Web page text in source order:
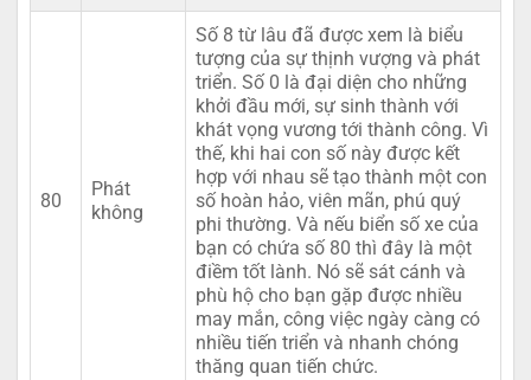
80
Phát
không
Số 8 từ lâu đã được xem là biểu
tượng của sự thịnh vượng và phát
triển. Số 0 là đại diện cho những
khởi đầu mới, sự sinh thành với
khát vọng vương tới thành công. Vì
thế, khi hai con số này được kết
hợp với nhau sẽ tạo thành một con
số hoàn hảo, viên mãn, phú quý
phi thường. Và nếu biển số xe của
bạn có chứa số 80 thì đây là một
điềm tốt lành. Nó sẽ sát cánh và
phù hộ cho bạn gặp được nhiều
may mắn, công việc ngày càng có
nhiều tiến triển và nhanh chóng
thăng quan tiến chức.